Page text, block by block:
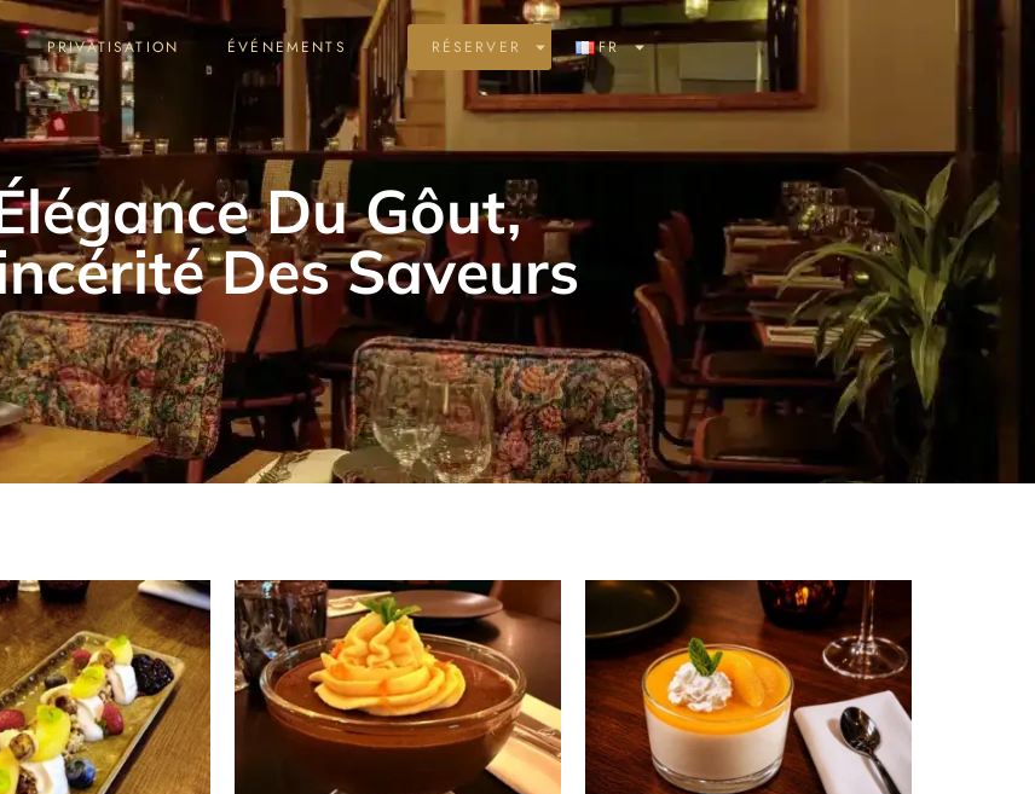
PRIVATISATION ÉVÉNEMENTS RÉSERVER FR
Du Gôut,
Des Saveurs